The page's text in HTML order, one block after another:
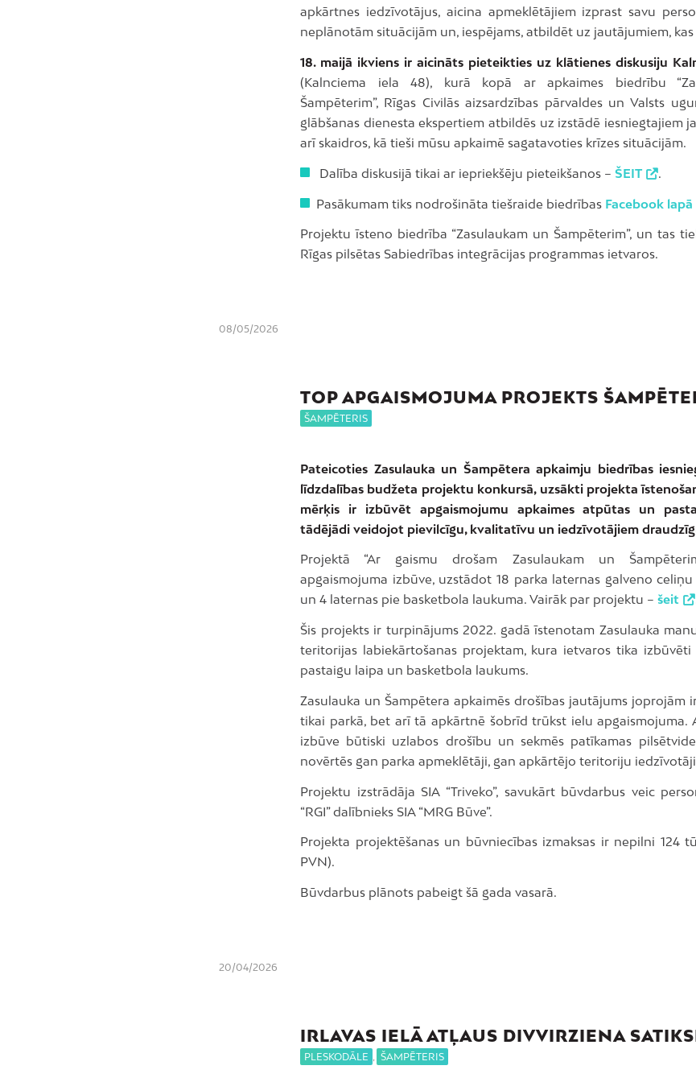
apkārtnes iedzīvotājus, aicina apmeklētājiem izprast savu
neplānotām situācijām un, iespējams, atbildēt uz jautājumiem,
18. maijā ikviens ir aicināts pieteikties uz klātienes diskusiju
(Kalnciema iela 48), kurā kopā ar apkaimes biedrību
Šampēterim”, Rīgas Civilās aizsardzības pārvaldes un Valsts
glābšanas dienesta ekspertiem atbildēs uz izstādē iesniegtajiem
arī skaidros, kā tieši mūsu apkaimē sagatavoties krīzes situācijām.
Dalība diskusijā tikai ar iepriekšēju pieteikšanos – ŠEIT .
Pasākumam tiks nodrošināta tiešraide biedrības Facebook lapā
Projektu īsteno biedrība “Zasulaukam un Šampēterim”, un tas
Rīgas pilsētas Sabiedrības integrācijas programmas ietvaros.
08/05/2026
TOP APGAISMOJUMA PROJEKTS
ŠAMPĒTERIS
Pateicoties Zasulauka un Šampētera apkaimju biedrības
līdzdalības budžeta projektu konkursā, uzsākti projekta
mērķis ir izbūvēt apgaismojumu apkaimes atpūtas un
tādējādi veidojot pievilcīgu, kvalitatīvu un iedzīvotājiem
Projektā “Ar gaismu drošam Zasulaukam un
apgaismojuma izbūve, uzstādot 18 parka laternas galveno celiņu
un 4 laternas pie basketbola laukuma. Vairāk par projektu – šeit
Šis projekts ir turpinājums 2022. gadā īstenotam Zasulauka
teritorijas labiekārtošanas projektam, kura ietvaros tika izbūvēti
pastaigu laipa un basketbola laukums.
Zasulauka un Šampētera apkaimēs drošības jautājums joprojām
tikai parkā, bet arī tā apkārtnē šobrīd trūkst ielu apgaismojuma.
izbūve būtiski uzlabos drošību un sekmēs patīkamas
novērtēs gan parka apmeklētāji, gan apkārtējo teritoriju
Projektu izstrādāja SIA “Triveko”, savukārt būvdarbus veic
“RGI” dalībnieks SIA “MRG Būve”.
Projekta projektēšanas un būvniecības izmaksas ir nepilni 124
PVN).
Būvdarbus plānots pabeigt šā gada vasarā.
20/04/2026
IRLAVAS IELĀ ATĻAUS DIVVIRZIENA
PLESKODĀLE , ŠAMPĒTERIS